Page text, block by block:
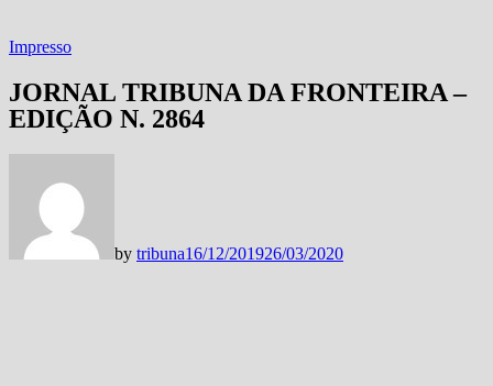
Impresso
JORNAL TRIBUNA DA FRONTEIRA –
EDIÇÃO N. 2864
by tribuna16/12/201926/03/2020